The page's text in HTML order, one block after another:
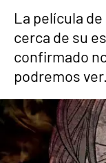
La película
cerca de su
confirmado
podremos ver.